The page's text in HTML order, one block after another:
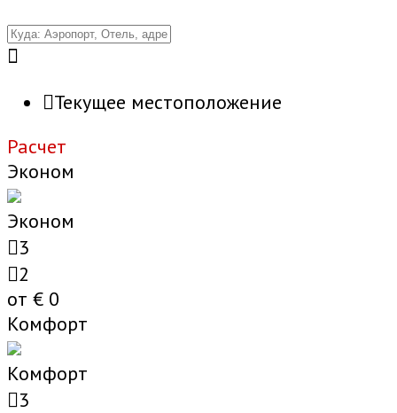
Текущее местоположение
Расчет
Эконом
Эконом
3
2
от € 0
Комфорт
Комфорт
3